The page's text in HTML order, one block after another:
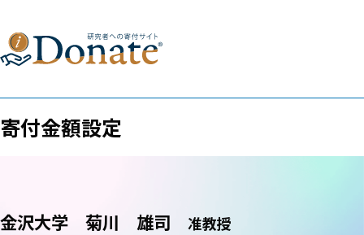
寄付金額設定
金沢大学 菊川 雄司 准教授